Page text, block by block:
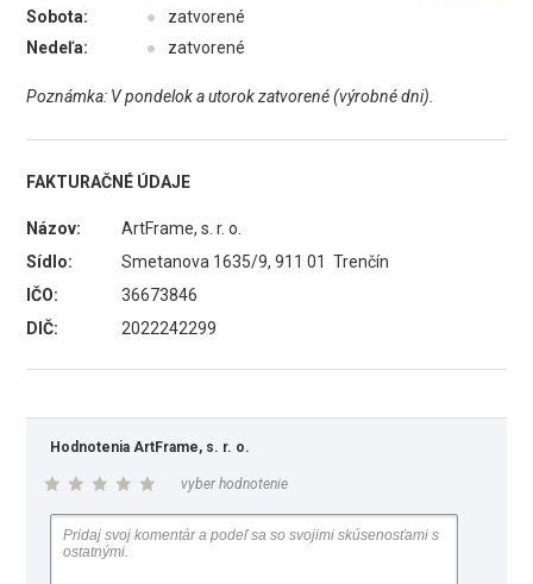
Sobota: ●
zatvorené
Nedeľa:
● zatvorené
Poznámka: V pondelok a utorok zatvorené (výrobné dni).
FAKTURAČNÉ ÚDAJE
Názov:
ArtFrame, s. r. o.
Sídlo:
Smetanova 1635/9, 911 01 Trenčín
IČO:
36673846
DIČ:
2022242299
Hodnotenia ArtFrame, s. r. o.
vyber hodnotenie